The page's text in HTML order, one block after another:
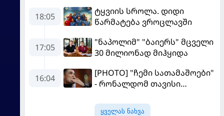
18:05
ტყვიის სროლა. დიდი
წარმატება ვროცლავში
17:05
"ნაპოლიმ" "ბაიერს" მცველი
30 მილიონად მიჰყიდა
16:04
[PHOTO] "ჩემი სათამაშოები"
- რონალდომ თავისი
ყველას ნახვა